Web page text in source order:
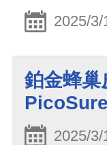
2025/3/
鉑金蜂巢
2025/3/